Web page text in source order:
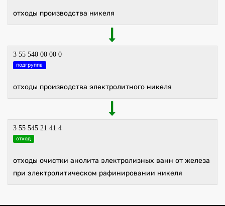
отходы производства никеля
3 55 540 00 00 0
подгруппа
отходы производства электролитного никеля
3 55 545 21 41 4
отход
отходы очистки анолита электролизных ванн от железа
при электролитическом рафинировании никеля